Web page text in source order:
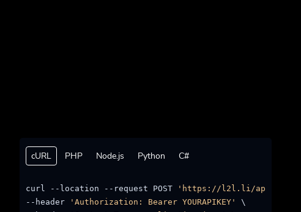
cURL PHP Node.js Python C#
curl --location --request POST
'https://l2l.li/api/
--header
'Authorization: Bearer YOURAPIKEY'
\